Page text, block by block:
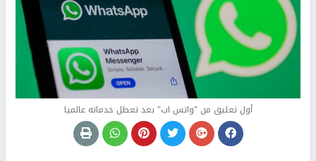
أول تعليق من "واتس اب" بعد تعطل خدماته عالميا